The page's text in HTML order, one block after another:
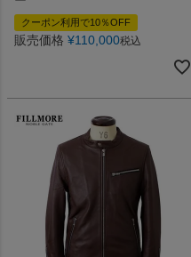
クーポン利用で10％OFF
販売価格 ¥110,000税込